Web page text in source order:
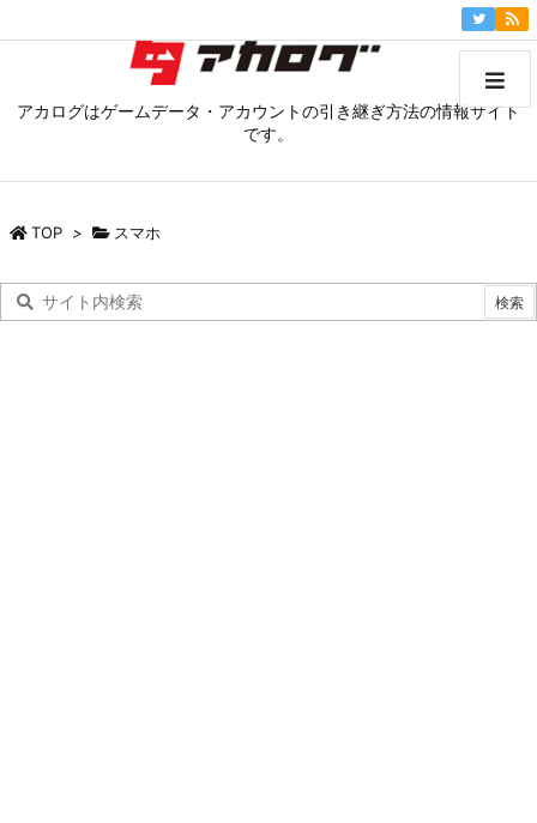
アカログはゲームデータ・アカウントの引き継ぎ方法の情報サイト
です。
TOP > スマホ